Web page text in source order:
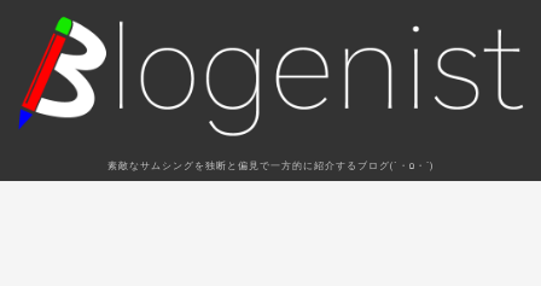
素敵なサムシングを独断と偏見で一方的に紹介するブログ(´・Ω・`)